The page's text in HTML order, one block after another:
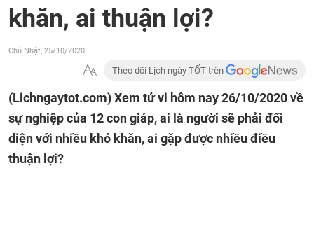
khăn, ai thuận lợi?
Chủ Nhật, 25/10/2020
Theo dõi Lịch ngày TỐT trên
(Lichngaytot.com)Xem tử vi hôm nay 26/10/2020 về
sự nghiệp của 12 con giáp, ai là người sẽ phải đối
diện với nhiều khó khăn, ai gặp được nhiều điều
thuận lợi?